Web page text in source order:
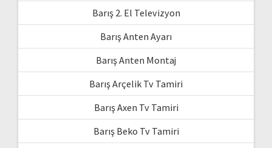
Barış 2. El Televizyon
Barış Anten Ayarı
Barış Anten Montaj
Barış Arçelik Tv Tamiri
Barış Axen Tv Tamiri
Barış Beko Tv Tamiri